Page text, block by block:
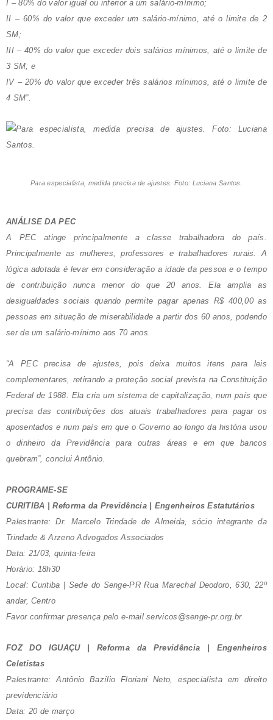
I – 80% do valor igual ou inferior a um salário-mínimo;
II – 60% do valor que exceder um salário-mínimo, até o limite de 2
SM;
III – 40% do valor que exceder dois salários mínimos, até o limite de
3 SM; e
IV – 20% do valor que exceder três salários mínimos, até o limite de
4 SM”.
Para especialista, medida precisa de ajustes. Foto: Luciana Santos.
ANÁLISE DA PEC
A PEC atinge principalmente a classe trabalhadora do país.
Principalmente as mulheres, professores e trabalhadores rurais. A
lógica adotada é levar em consideração a idade da pessoa e o tempo
de contribuição nunca menor do que 20 anos. Ela amplia as
desigualdades sociais quando permite pagar apenas R$ 400,00 as
pessoas em situação de miserabilidade a partir dos 60 anos, podendo
ser de um salário-mínimo aos 70 anos.
“A PEC precisa de ajustes, pois deixa muitos itens para leis
complementares, retirando a proteção social prevista na Constituição
Federal de 1988. Ela cria um sistema de capitalização, num país que
precisa das contribuições dos atuais trabalhadores para pagar os
aposentados e num país em que o Governo ao longo da história usou
o dinheiro da Previdência para outras áreas e em que bancos
quebram”, conclui Antônio.
PROGRAME-SE
CURITIBA | Reforma da Previdência | Engenheiros Estatutários
Palestrante: Dr. Marcelo Trindade de Almeida, sócio integrante da
Trindade & Arzeno Advogados Associados
Data: 21/03, quinta-feira
Horário: 18h30
Local: Curitiba | Sede do Senge-PR Rua Marechal Deodoro, 630, 22º
andar, Centro
Favor confirmar presença pelo e-mail servicos@senge-pr.org.br
FOZ DO IGUAÇU | Reforma da Previdência | Engenheiros
Celetistas
Palestrante: Antônio Bazílio Floriani Neto, especialista em direito
previdenciário
Data: 20 de março